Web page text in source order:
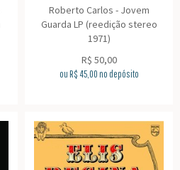
Roberto Carlos - Jovem
Guarda LP (reedição stereo
1971)
R$ 50,00
ou R$ 45,00no depósito